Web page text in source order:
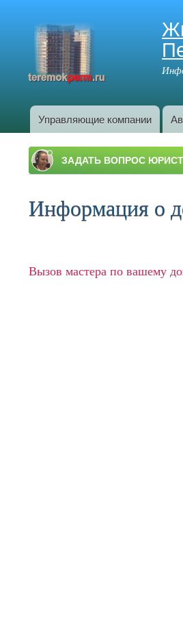
Главное меню
Управляющие компании
Информация о
Вызов мастера по вашему